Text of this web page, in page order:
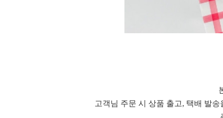
고객님 주문 시 상품 출고, 택배 발